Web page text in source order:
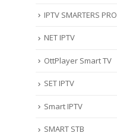
IPTV SMARTERS PRO
NET IPTV
OttPlayer Smart TV
SET IPTV
Smart IPTV
SMART STB